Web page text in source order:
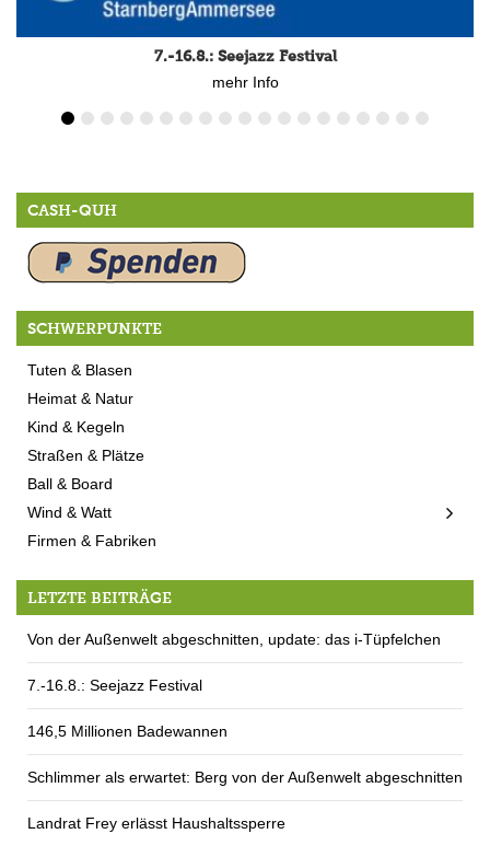
CASH-QUH
SCHWERPUNKTE
Tuten & Blasen
Heimat & Natur
Kind & Kegeln
Straßen & Plätze
Ball & Board
Wind & Watt
Firmen & Fabriken
LETZTE BEITRÄGE
Von der Außenwelt abgeschnitten, update: das i-Tüpfelchen
7.-16.8.: Seejazz Festival
146,5 Millionen Badewannen
Schlimmer als erwartet: Berg von der Außenwelt abgeschnitten
Landrat Frey erlässt Haushaltssperre